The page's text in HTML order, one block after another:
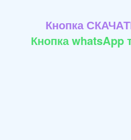
Кнопка
Кнопка whatsApp